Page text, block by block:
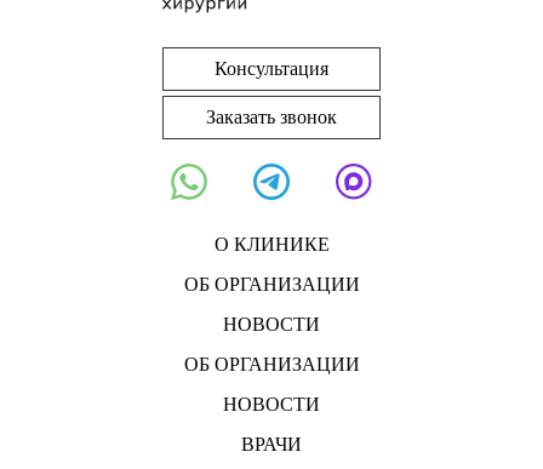
Консультация
Заказать звонок
О КЛИНИКЕ
ОБ ОРГАНИЗАЦИИ
НОВОСТИ
ОБ ОРГАНИЗАЦИИ
НОВОСТИ
ВРАЧИ